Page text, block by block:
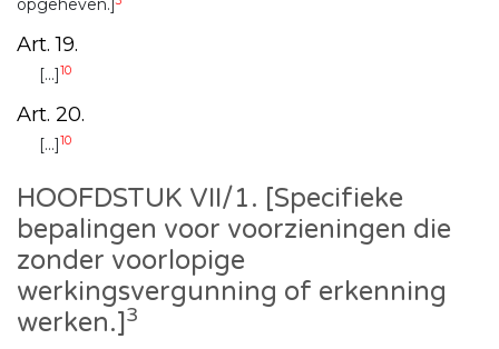
opgeheven.]
Art. 19.
[...]10
Art. 20.
[...]10
HOOFDSTUK VII/1. [Specifieke
bepalingen voor voorzieningen die
zonder voorlopige
werkingsvergunning of erkenning
werken.]3